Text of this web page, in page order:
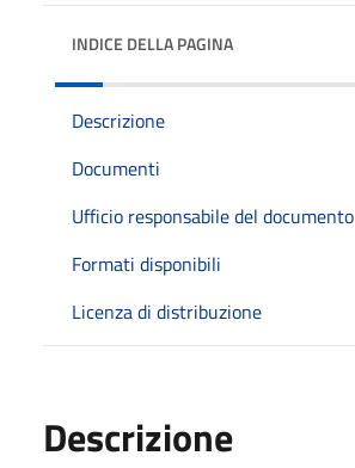
INDICE DELLA PAGINA
Descrizione
Documenti
Ufficio responsabile del documento
Formati disponibili
Licenza di distribuzione
Descrizione